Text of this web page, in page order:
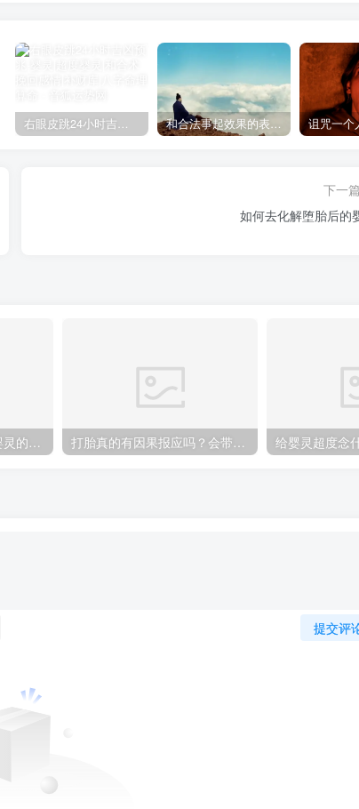
下一篇
如何去化解堕胎后的
什么是超度婴灵，超度婴灵的5个步骤 打胎真的有因果报应吗？会带来厄运吗？ 给婴灵超度念
提交评